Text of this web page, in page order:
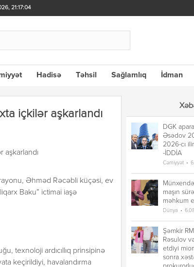
, 21:17:04
Hadisə Təhsil Sağlamlıq İdman
içkilər aşkarlandı
Əhməd Rəcəbli küçəsi, ev
Baku” ictimai iaşə
texnoloji ardıcıllıq prinsipinə
keçirildiyi, havalandırma
DGK
Əsədov
2026-cı
-İDDİA
Cəmiyyət
maşın
məhkum
Dünya
Şəmkir
Rəsulov
etdiyi
sonra